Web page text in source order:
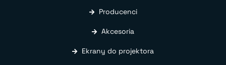
Producenci
Akcesoria
Ekrany do projektora